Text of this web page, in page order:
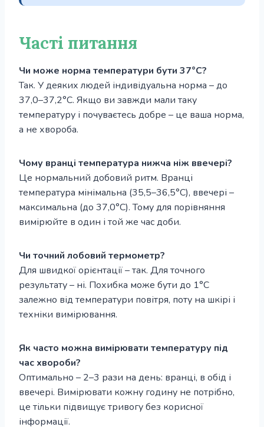
Часті питання
Чи може норма температури бути 37°С?
Так. У деяких людей індивідуальна норма – до
37,0–37,2°С. Якщо ви завжди мали таку
температуру і почуваєтесь добре – це ваша норма,
а не хвороба.
Чому вранці температура нижча ніж ввечері?
Це нормальний добовий ритм. Вранці
температура мінімальна (35,5–36,5°С), ввечері –
максимальна (до 37,0°С). Тому для порівняння
вимірюйте в один і той же час доби.
Чи точний лобовий термометр?
Для швидкої орієнтації – так. Для точного
результату – ні. Похибка може бути до 1°С
залежно від температури повітря, поту на шкірі і
техніки вимірювання.
Як часто можна вимірювати температуру під
час хвороби?
Оптимально – 2–3 рази на день: вранці, в обід і
ввечері. Вимірювати кожну годину не потрібно,
це тільки підвищує тривогу без корисної
інформації.